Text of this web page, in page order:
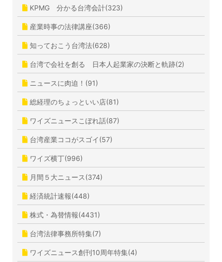
KPMG 分かる台湾会計(323)
産業時事の法律講座(366)
知っておこう台湾法(628)
台湾で会社を創る 日本人起業家の決断と軌跡(2)
ニュースに肉迫！(91)
総経理のちょっといい店(81)
ワイズニュースこぼれ話(87)
台湾産業ココがスゴイ(57)
ワイズ横丁(996)
月間５大ニュース(374)
経済統計速報(448)
株式・為替情報(4431)
台湾法律事務所特集(7)
ワイズニュース創刊10周年特集(4)